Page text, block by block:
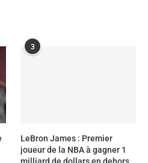
3
LeBron James : Premier
joueur de la NBA à gagner 1